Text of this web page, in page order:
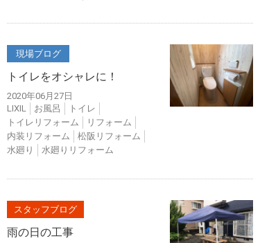
現場ブログ
トイレをオシャレに！
2020年06月27日
LIXIL
お風呂
トイレ
トイレリフォーム
リフォーム
内装リフォーム
松阪リフォーム
水廻り
水廻りリフォーム
スタッフブログ
雨の日の工事